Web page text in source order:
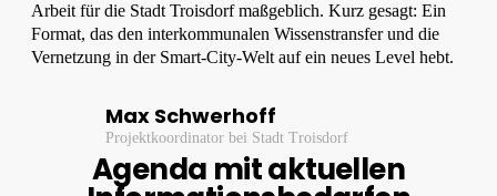
Arbeit für die Stadt Troisdorf maßgeblich. Kurz gesagt: Ein
Format, das den interkommunalen Wissenstransfer und die
Vernetzung in der Smart-City-Welt auf ein neues Level hebt.
Max Schwerhoff
Projektkoordinator bei Stadt Troisdorf
Agenda mit aktuellen